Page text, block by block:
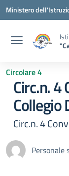
Vai ai contenuti
Vai al menu di
Vai al footer
Ministero
Circolare 4
Circ.n. 4
Collegio
Circ.n. 4
Personale